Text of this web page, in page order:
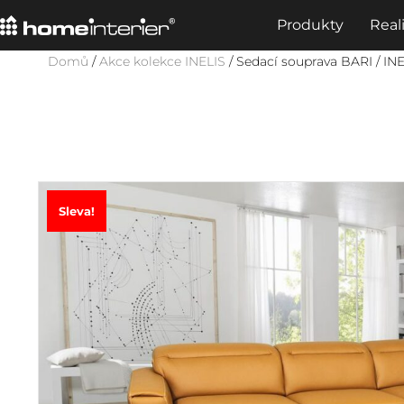
Produkty
Domů /Akce kolekce INELIS / Sedací souprava BARI /
Sleva!